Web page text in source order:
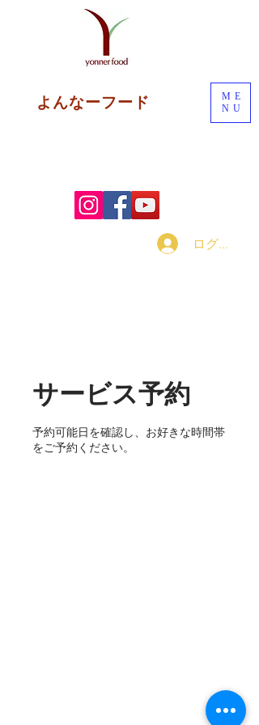
よんなーフード
ログイン
ME
NU
サービス予約
予約可能日を確認し、お好きな時間帯
をご予約ください。